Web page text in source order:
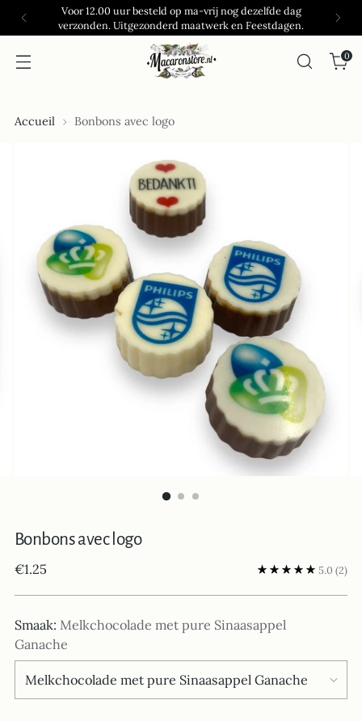
Voor 12.00 uur besteld op ma-vrij nog dezelfde dag
verzonden. Uitgezonderd maatwerk en Feestdagen.
0
Accueil Bonbons avec logo
Bonbons avec logo
Prix
€1.25 5.0 (2)
Smaak: Melkchocolade met pure Sinaasappel
Ganache